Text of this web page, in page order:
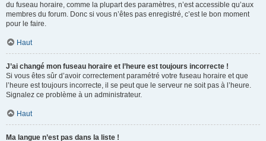
du fuseau horaire, comme la plupart des paramètres, n’est accessible qu’aux
membres du forum. Donc si vous n’êtes pas enregistré, c’est le bon moment
pour le faire.
Haut
J’ai changé mon fuseau horaire et l’heure est toujours incorrecte !
Si vous êtes sûr d’avoir correctement paramétré votre fuseau horaire et que
l’heure est toujours incorrecte, il se peut que le serveur ne soit pas à l’heure.
Signalez ce problème à un administrateur.
Haut
Ma langue n’est pas dans la liste !